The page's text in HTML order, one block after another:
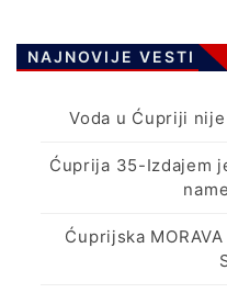
NAJNOVIJE VESTI
Voda u Ćupriji
Ćuprija 35-Izdajem
Ćuprijska